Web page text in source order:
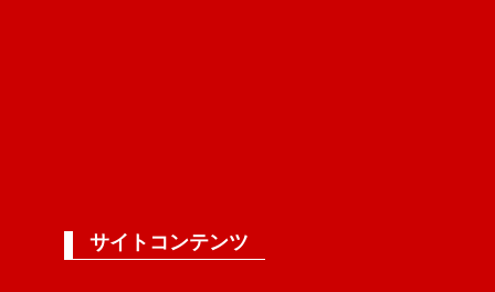
サイトコンテンツ